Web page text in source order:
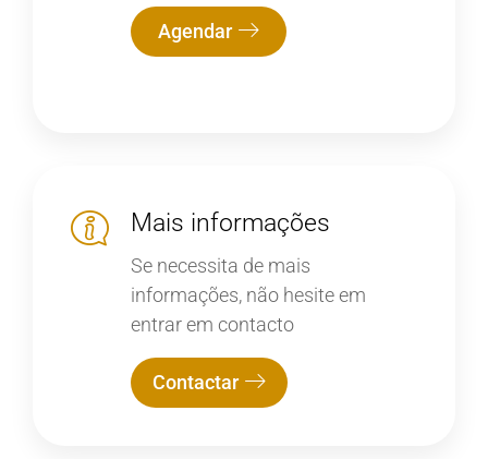
Agendar
Mais informações
Se necessita de mais
informações, não hesite em
entrar em contacto
Contactar